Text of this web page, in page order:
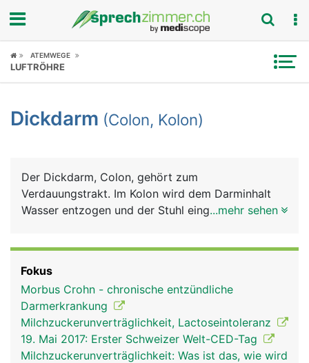
Fokus
Symptome
News
Rubriken
ATEMWEGE
LUFTRÖHRE
Dickdarm (Colon, Kolon)
Der Dickdarm, Colon, gehört zum
Verdauungstrakt. Im Kolon wird dem Darminhalt
Wasser entzogen und der Stuhl eingedickt, der mit
...mehr sehen
Fokus
Morbus Crohn - chronische entzündliche
Darmerkrankung
Milchzuckerunverträglichkeit, Lactoseintoleranz
19. Mai 2017: Erster Schweizer Welt-CED-Tag
Milchzuckerunverträglichkeit: Was ist das, wie wird